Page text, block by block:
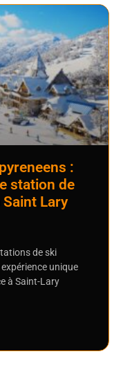
:
station de
Lary
de ski
unique
à Saint-Lary